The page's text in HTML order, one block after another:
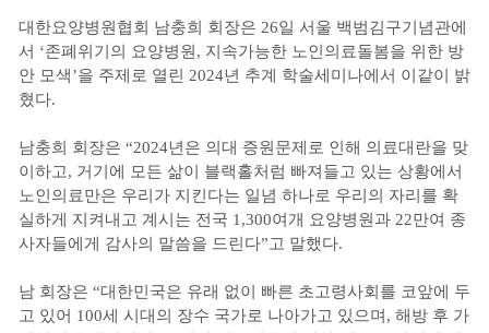
대한요양병원협회 남충희 회장은 26일 서울 백범김구기념관에
서 ‘존폐위기의 요양병원, 지속가능한 노인의료돌봄을 위한 방
안 모색’을 주제로 열린 2024년 추계 학술세미나에서 이같이 밝
혔다.
남충희 회장은 “2024년은 의대 증원문제로 인해 의료대란을 맞
이하고, 거기에 모든 삶이 블랙홀처럼 빠져들고 있는 상황에서
노인의료만은 우리가 지킨다는 일념 하나로 우리의 자리를 확
실하게 지켜내고 계시는 전국 1,300여개 요양병원과 22만여 종
사자들에게 감사의 말씀을 드린다”고 말했다.
남 회장은 “대한민국은 유래 없이 빠른 초고령사회를 코앞에 두
고 있어 100세 시대의 장수 국가로 나아가고 있으며, 해방 후 가